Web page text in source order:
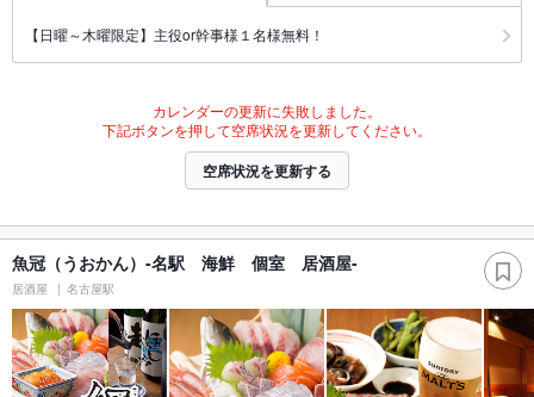
【日曜～木曜限定】主役or幹事様１名様無料！
カレンダーの更新に失敗しました。
下記ボタンを押して空席状況を更新してください。
空席状況を更新する
魚冠（うおかん）-名駅 海鮮 個室 居酒屋-
居酒屋 名古屋駅